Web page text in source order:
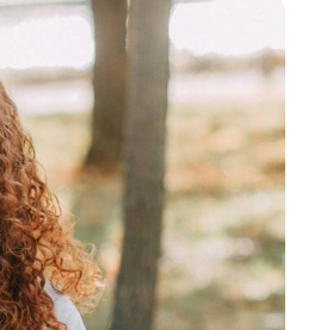
تمارين القلب أو الوزن 🌙